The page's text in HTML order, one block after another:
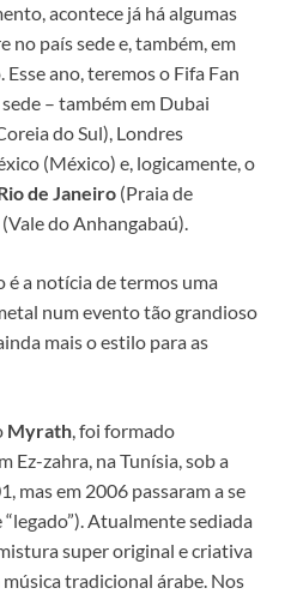
acontece já há algumas
no país sede e, também, em
ano, teremos o Fifa Fan
– também em Dubai
do Sul), Londres
(México) e, logicamente, o
de Janeiro (Praia de
(Vale do Anhangabaú).
a notícia de termos uma
num evento tão grandioso
mais o estilo para as
Myrath, foi formado
Ez-zahra, na Tunísia, sob a
mas em 2006 passaram a se
Atualmente sediada
super original e criativa
tradicional árabe. Nos